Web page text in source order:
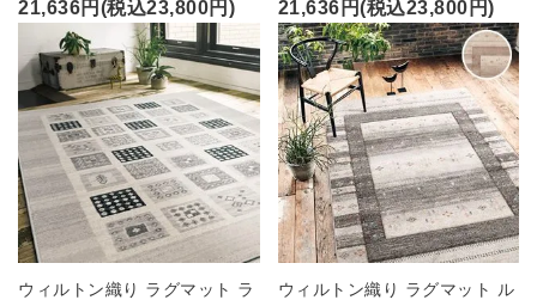
21,636円(税込23,800円) 21,636円(税込23,800円)
ウィルトン織り ラグマット ラ
ウィルトン織り ラグマット ル